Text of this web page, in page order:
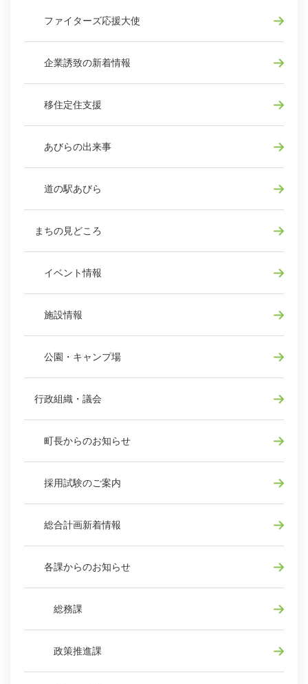
ファイターズ応援大使
企業誘致の新着情報
移住定住支援
あびらの出来事
道の駅あびら
まちの見どころ
イベント情報
施設情報
公園・キャンプ場
行政組織・議会
町長からのお知らせ
採用試験のご案内
総合計画新着情報
各課からのお知らせ
総務課
政策推進課